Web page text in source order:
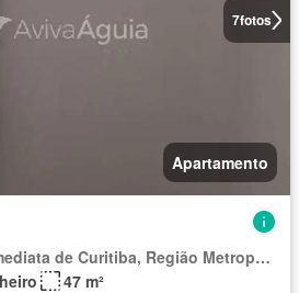
7fotos
Apartamento
Região Geográfica Imediata de Curitiba, Região Metropolitana de Curitiba
47 m²